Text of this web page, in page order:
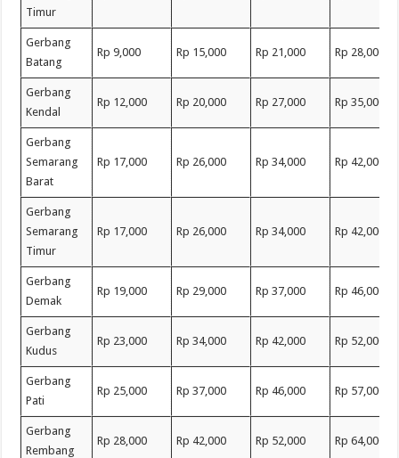
Timur
Gerbang
Batang
Rp 9,000 Rp 15,000 Rp 21,000 Rp 28,000
Gerbang
Kendal
Rp 12,000 Rp 20,000 Rp 27,000 Rp 35,000
Gerbang
Semarang
Barat
Rp 17,000 Rp 26,000 Rp 34,000 Rp 42,000
Gerbang
Semarang
Timur
Rp 17,000 Rp 26,000 Rp 34,000 Rp 42,000
Gerbang
Demak
Rp 19,000 Rp 29,000 Rp 37,000 Rp 46,000
Gerbang
Kudus
Rp 23,000 Rp 34,000 Rp 42,000 Rp 52,000
Gerbang
Pati
Rp 25,000 Rp 37,000 Rp 46,000 Rp 57,000
Gerbang
Rembang
Rp 28,000 Rp 42,000 Rp 52,000 Rp 64,000